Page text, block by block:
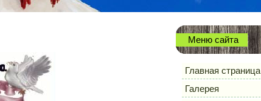
Меню сайта
Главная страница
Галерея